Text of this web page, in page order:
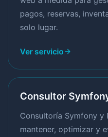
pagos, reservas,
solo lugar.
Ver servicio
Consultor
Consultoría Symfony y
mantener, optimizar y